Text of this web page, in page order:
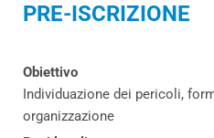
PRE-ISCRIZIONE
Obiettivo
Individuazione dei pericoli,
organizzazione